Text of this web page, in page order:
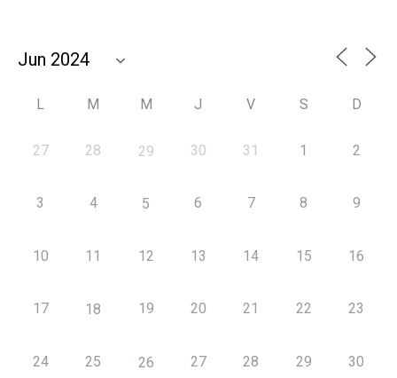
L M M J V S D
27 28 29 30 31 1 2
3 4 5 6 7 8 9
10 11 12 13 14 15 16
17 18 19 20 21 22 23
24 25 26 27 28 29 30